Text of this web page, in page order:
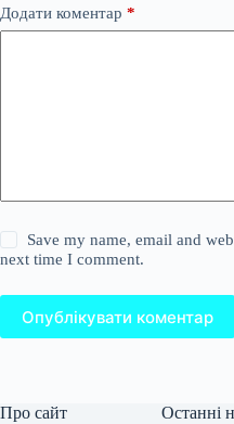
Додати коментар *
Save my name, email and
next time I comment.
Опублікувати коментар
Про сайт Останні